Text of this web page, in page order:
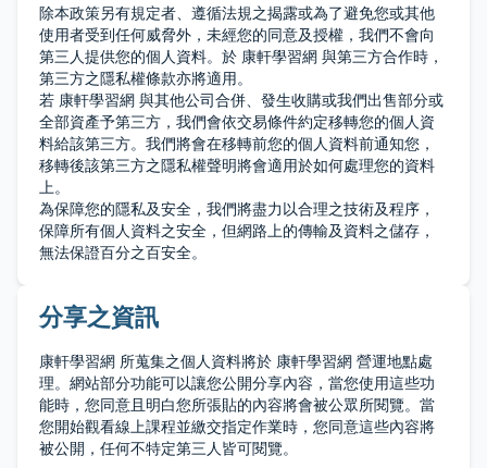
除本政策另有規定者、遵循法規之揭露或為了避免您或其他
使用者受到任何威脅外，未經您的同意及授權，我們不會向
第三人提供您的個人資料。於 康軒學習網 與第三方合作時，
第三方之隱私權條款亦將適用。
若 康軒學習網 與其他公司合併、發生收購或我們出售部分或
全部資產予第三方，我們會依交易條件約定移轉您的個人資
料給該第三方。我們將會在移轉前您的個人資料前通知您，
移轉後該第三方之隱私權聲明將會適用於如何處理您的資料
上。
為保障您的隱私及安全，我們將盡力以合理之技術及程序，
保障所有個人資料之安全，但網路上的傳輸及資料之儲存，
無法保證百分之百安全。
分享之資訊
康軒學習網 所蒐集之個人資料將於 康軒學習網 營運地點處
理。網站部分功能可以讓您公開分享內容，當您使用這些功
能時，您同意且明白您所張貼的內容將會被公眾所閱覽。當
您開始觀看線上課程並繳交指定作業時，您同意這些內容將
被公開，任何不特定第三人皆可閱覽。